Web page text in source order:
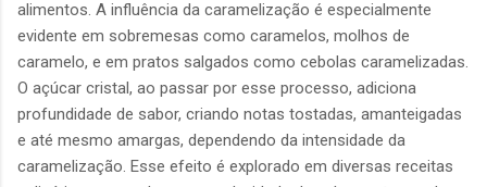
alimentos. A influência da caramelização é especialmente
evidente em sobremesas como caramelos, molhos de
caramelo, e em pratos salgados como cebolas caramelizadas.
O açúcar cristal, ao passar por esse processo, adiciona
profundidade de sabor, criando notas tostadas, amanteigadas
e até mesmo amargas, dependendo da intensidade da
caramelização. Esse efeito é explorado em diversas receitas